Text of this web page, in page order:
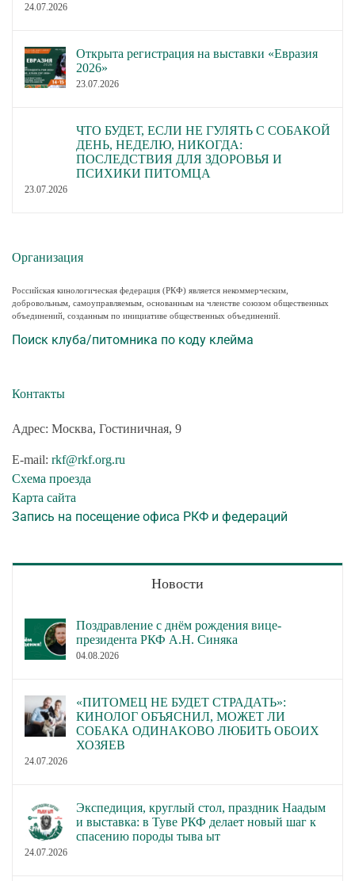
24.07.2026
Открыта регистрация на выставки «Евразия
2026»
23.07.2026
ЧТО БУДЕТ, ЕСЛИ НЕ ГУЛЯТЬ С СОБАКОЙ
ДЕНЬ, НЕДЕЛЮ, НИКОГДА:
ПОСЛЕДСТВИЯ ДЛЯ ЗДОРОВЬЯ И
ПСИХИКИ ПИТОМЦА
23.07.2026
Организация
Российская кинологическая федерация (РКФ) является некоммерческим,
добровольным, самоуправляемым, основанным на членстве союзом общественных
объединений, созданным по инициативе общественных объединений.
Поиск клуба/питомника по коду клейма
Контакты
Адрес: Москва, Гостиничная, 9
E-mail: rkf@rkf.org.ru
Схема проезда
Карта сайта
Запись на посещение офиса РКФ и федераций
Новости
Поздравление с днём рождения вице-
президента РКФ А.Н. Синяка
04.08.2026
«ПИТОМЕЦ НЕ БУДЕТ СТРАДАТЬ»:
КИНОЛОГ ОБЪЯСНИЛ, МОЖЕТ ЛИ
СОБАКА ОДИНАКОВО ЛЮБИТЬ ОБОИХ
ХОЗЯЕВ
24.07.2026
Экспедиция, круглый стол, праздник Наадым
и выставка: в Туве РКФ делает новый шаг к
спасению породы тыва ыт
24.07.2026